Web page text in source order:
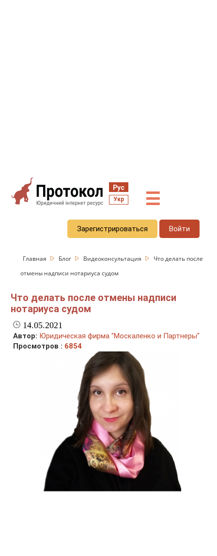
Рус
Укр ☰
Зарегистрироваться Войти
Главная Блог Видеоконсультация
Что делать после
отмены надписи нотариуса судом
Что делать после отмены надписи
нотариуса судом
14.05.2021
Автор: Юридическая фирма "Москаленко и Партнеры"
Просмотров : 6854